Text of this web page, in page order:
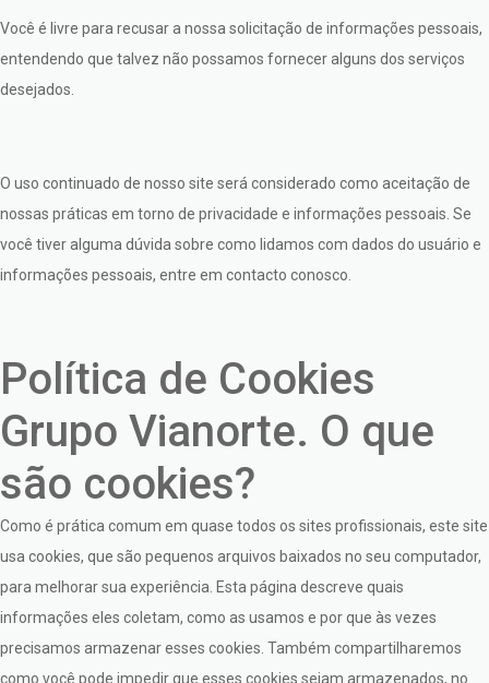
Você é livre para recusar a nossa solicitação de informações pessoais,
entendendo que talvez não possamos fornecer alguns dos serviços
desejados.
O uso continuado de nosso site será considerado como aceitação de
nossas práticas em torno de privacidade e informações pessoais. Se
você tiver alguma dúvida sobre como lidamos com dados do usuário e
informações pessoais, entre em contacto conosco.
Política de Cookies
Grupo Vianorte. O que
são cookies?
Como é prática comum em quase todos os sites profissionais, este site
usa cookies, que são pequenos arquivos baixados no seu computador,
para melhorar sua experiência. Esta página descreve quais
informações eles coletam, como as usamos e por que às vezes
precisamos armazenar esses cookies. Também compartilharemos
como você pode impedir que esses cookies sejam armazenados, no